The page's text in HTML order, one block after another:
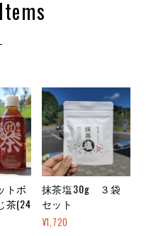
トボ
茶(24
抹茶塩30g ３袋
セット
¥1,720